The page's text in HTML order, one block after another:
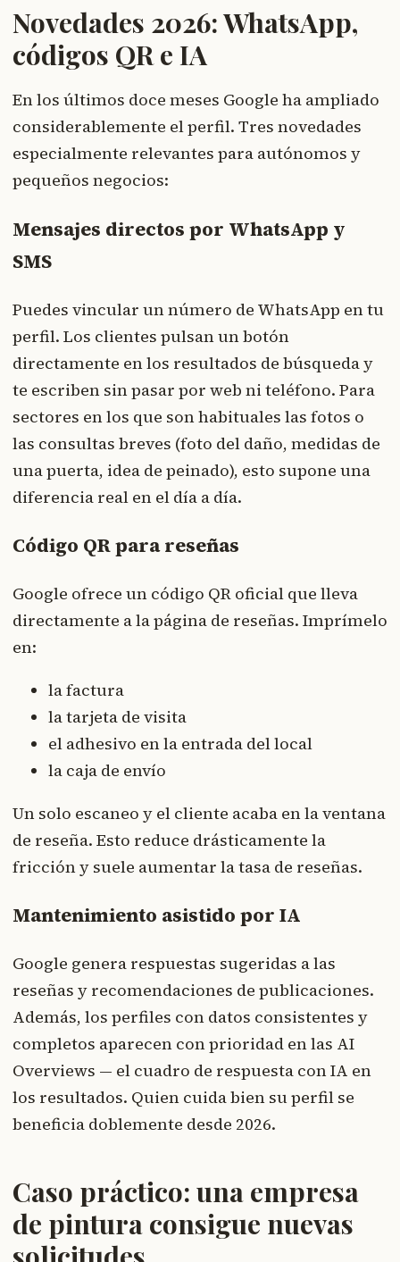
Novedades 2026: WhatsApp,
códigos QR e IA
En los últimos doce meses Google ha ampliado
considerablemente el perfil. Tres novedades
especialmente relevantes para autónomos y
pequeños negocios:
Mensajes directos por WhatsApp y
SMS
Puedes vincular un número de WhatsApp en tu
perfil. Los clientes pulsan un botón
directamente en los resultados de búsqueda y
te escriben sin pasar por web ni teléfono. Para
sectores en los que son habituales las fotos o
las consultas breves (foto del daño, medidas de
una puerta, idea de peinado), esto supone una
diferencia real en el día a día.
Código QR para reseñas
Google ofrece un código QR oficial que lleva
directamente a la página de reseñas. Imprímelo
en:
la factura
la tarjeta de visita
el adhesivo en la entrada del local
la caja de envío
Un solo escaneo y el cliente acaba en la ventana
de reseña. Esto reduce drásticamente la
fricción y suele aumentar la tasa de reseñas.
Mantenimiento asistido por IA
Google genera respuestas sugeridas a las
reseñas y recomendaciones de publicaciones.
Además, los perfiles con datos consistentes y
completos aparecen con prioridad en las AI
Overviews — el cuadro de respuesta con IA en
los resultados. Quien cuida bien su perfil se
beneficia doblemente desde 2026.
Caso práctico: una empresa
de pintura consigue nuevas